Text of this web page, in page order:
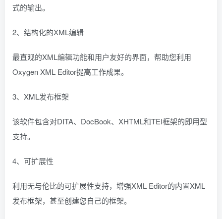
式的输出。
2、结构化的XML编辑
最直观的XML编辑功能和用户友好的界面，帮助您利用
Oxygen XML Editor提高工作成果。
3、XML发布框架
该软件包含对DITA、DocBook、XHTML和TEI框架的即用型
支持。
4、可扩展性
利用无与伦比的可扩展性支持，增强XML Editor的内置XML
发布框架，甚至创建您自己的框架。